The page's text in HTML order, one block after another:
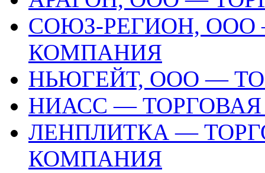
СОЮЗ-РЕГИОН,
КОМПАНИЯ
НЬЮГЕЙТ, ООО —
НИАСС —
ЛЕНПЛИТКА —
КОМПАНИЯ